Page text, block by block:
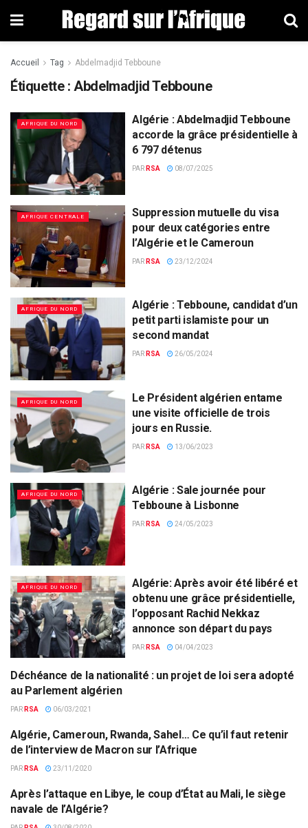
Accueil Tag Abdelmadjid Tebboune
Étiquette : Abdelmadjid Tebboune
AFRIQUE DU NORD
Algérie : Abdelmadjid Tebboune
accorde la grâce présidentielle à
6 797 détenus
PAR RSA 08/07/2025
AFRIQUE CENTRALE
Suppression mutuelle du visa
pour deux catégories entre
l’Algérie et le Cameroun
PAR RSA 23/12/2024
AFRIQUE DU NORD
Algérie : Tebboune, candidat d’un
petit parti islamiste pour un
second mandat
PAR RSA 26/05/2024
AFRIQUE DU NORD
Le Président algérien entame
une visite officielle de trois
jours en Russie.
PAR RSA 13/06/2023
AFRIQUE DU NORD
Algérie : Sale journée pour
Tebboune à Lisbonne
PAR RSA 24/05/2023
AFRIQUE DU NORD
Algérie: Après avoir été libéré et
obtenu une grâce présidentielle,
l’opposant Rachid Nekkaz
annonce son départ du pays
PAR RSA 04/04/2023
ALGÉRIE
Déchéance de la nationalité : un projet de loi sera adopté
au Parlement algérien
PAR RSA 06/03/2021
AFRIQUE
Algérie, Cameroun, Rwanda, Sahel… Ce qu’il faut retenir
de l’interview de Macron sur l’Afrique
PAR RSA 23/11/2020
ALGÉRIE
Après l’attaque en Libye, le coup d’État au Mali, le siège
navale de l’Algérie?